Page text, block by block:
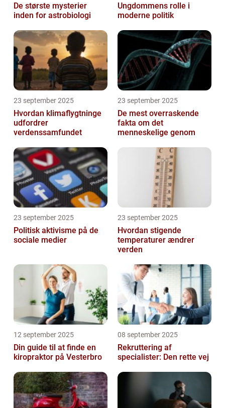
De største mysterier
inden for astrobiologi
Ungdommens rolle i
moderne politik
23 september 2025
Hvordan klimaflygtninge
udfordrer
verdenssamfundet
23 september 2025
De mest overraskende
fakta om det
menneskelige genom
23 september 2025
Politisk aktivisme på de
sociale medier
23 september 2025
Hvordan stigende
temperaturer ændrer
verden
12 september 2025
Din guide til at finde en
kiropraktor på Vesterbro
08 september 2025
Rekruttering af
specialister: Den rette vej